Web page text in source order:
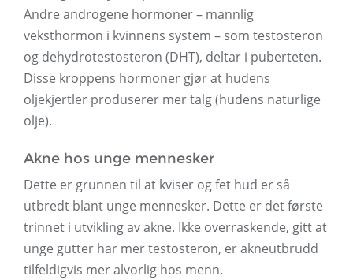
Andre androgene hormoner – mannlig
veksthormon i kvinnens system – som testosteron
og dehydrotestosteron (DHT), deltar i puberteten.
Disse kroppens hormoner gjør at hudens
oljekjertler produserer mer talg (hudens naturlige
olje).
Akne hos unge mennesker
Dette er grunnen til at kviser og fet hud er så
utbredt blant unge mennesker. Dette er det første
trinnet i utvikling av akne. Ikke overraskende, gitt at
unge gutter har mer testosteron, er akneutbrudd
tilfeldigvis mer alvorlig hos menn.